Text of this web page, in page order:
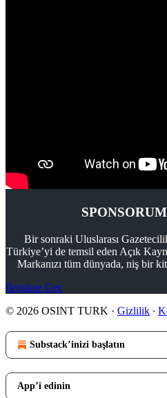
Bir sonraki Uluslarası
Türkiye’yi de temsil eden Açık
Markanızı tüm dünyada, niş bir
İletişime Geç
© 2026 OSINT TURK · Gizlilik ∙
Substack’inizi başlatın
App’i edinin